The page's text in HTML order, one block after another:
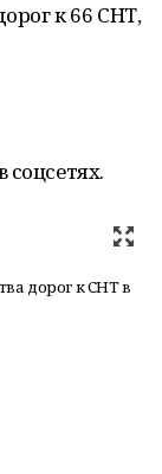
к 66 СНТ,
дорог к СНТ в